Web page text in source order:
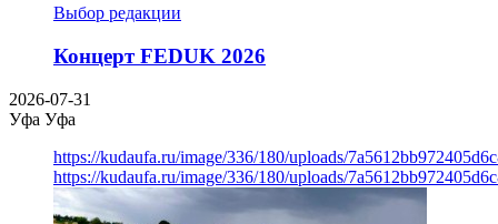
Выбор редакции
Концерт FEDUK 2026
2026-07-31
Уфа Уфа
https://kudaufa.ru/image/336/180/uploads/
https://kudaufa.ru/image/336/180/uploads/